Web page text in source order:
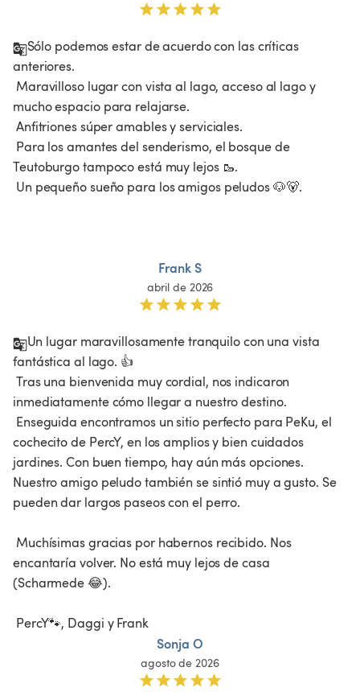
Sólo podemos estar de acuerdo con las críticas
anteriores.
mucho espacio para relajarse.
Teutoburgo tampoco está muy lejos 🥾.
Frank S
abril de 2026
Un lugar maravillosamente tranquilo con una vista
fantástica al lago. 👍
inmediatamente cómo llegar a nuestro destino.
cochecito de PercY, en los amplios y bien cuidados
jardines. Con buen tiempo, hay aún más opciones.
Nuestro amigo peludo también se sintió muy a gusto. Se
pueden dar largos paseos con el perro.
encantaría volver. No está muy lejos de casa
(Scharmede 😂).
PercY🐾, Daggi y Frank
Sonja O
agosto de 2026